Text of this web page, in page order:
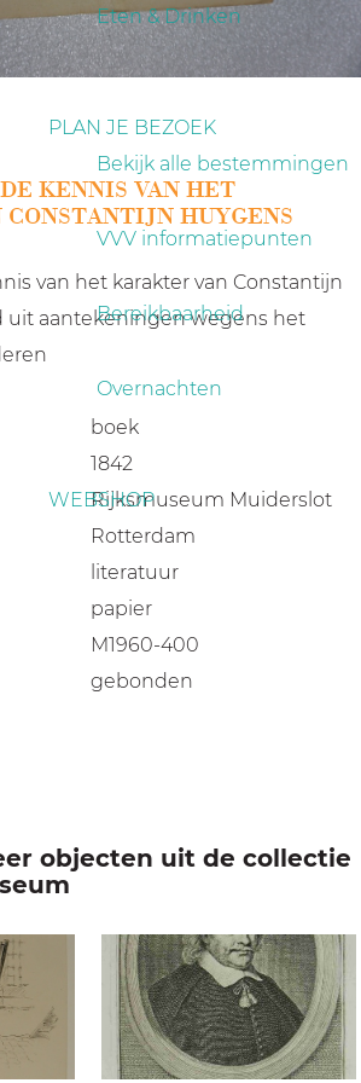
Eten & Drinken
PLAN JE BEZOEK
Bekijk alle bestemmingen
VVV informatiepunten
Bereikbaarheid
Overnachten
WEBSHOP
KENNIS VAN HET
HUYGENS
van het karakter van Constantijn
uit aantekeningen wegens het
boek
1842
Rijksmuseum Muiderslot
Rotterdam
literatuur
papier
M1960-400
gebonden
objecten uit de collectie